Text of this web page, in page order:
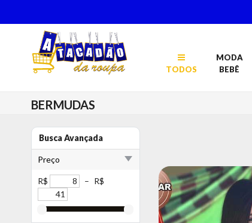
TODOS
MODA
BEBÊ
BERMUDAS
Busca Avançada
Preço
R$ – R$